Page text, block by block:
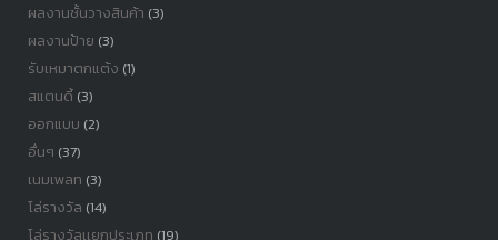
ผลงานชั้นวางสินค้า (3)
ผลงานป้าย (3)
รับเหมาตกแต้ง (1)
สแตนดี้(3)
ออกแบบ (2)
อื่นๆ (37)
เนมเพลท (3)
โล่รางวัล (14)
โล่รางวัลเเยกประเภท (19)